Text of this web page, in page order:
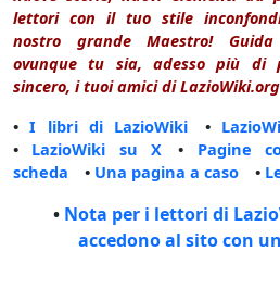
lettori con il tuo stile
nostro grande Maestro! Guida
ovunque tu sia, adesso più di
sincero, i tuoi amici di LazioWiki.org
•I libri di LazioWiki •
• LazioWiki su X • Pagine
scheda • Una pagina a caso •
• Nota per i lettori di
accedono al sito con